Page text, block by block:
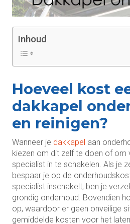
Inhoud
Hoeveel kost
dakkapel
en reinigen?
Wanneer je dakkapel aan
kiezen om dit zelf te doen of om
specialist in te schakelen. Als je
bespaar je op de
specialist inschakelt, ben je
grondig onderhoud. Bovendien
op, waardoor er geen onveilige
gemiddelde kosten voor het